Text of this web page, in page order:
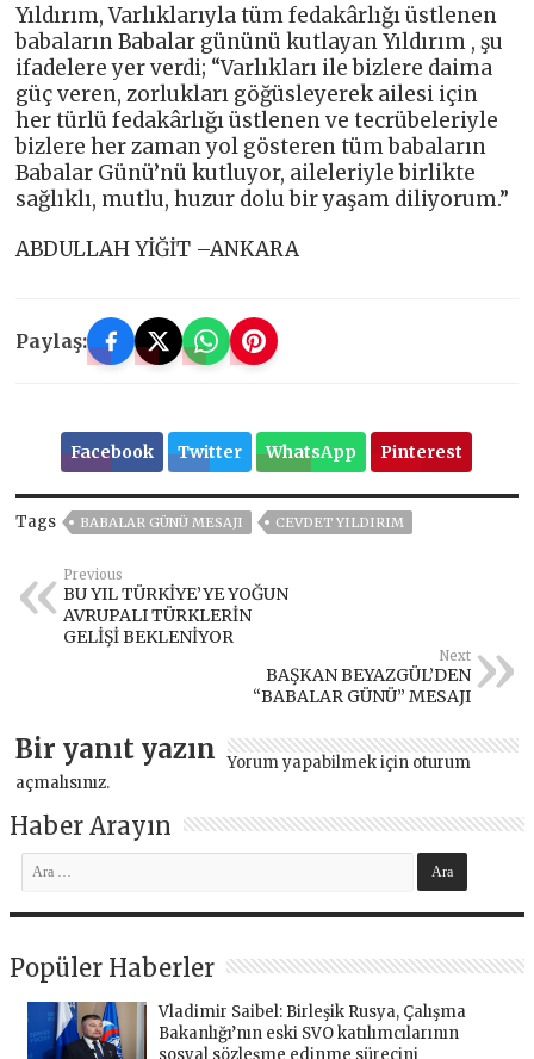
Yıldırım, Varlıklarıyla tüm fedakârlığı üstlenen
babaların Babalar gününü kutlayan Yıldırım , şu
ifadelere yer verdi; “Varlıkları ile bizlere daima
güç veren, zorlukları göğüsleyerek ailesi için
her türlü fedakârlığı üstlenen ve tecrübeleriyle
bizlere her zaman yol gösteren tüm babaların
Babalar Günü’nü kutluyor, aileleriyle birlikte
sağlıklı, mutlu, huzur dolu bir yaşam diliyorum.”
ABDULLAH YİĞİT –ANKARA
Paylaş:
Facebook Twitter WhatsApp Pinterest
Tags BABALAR GÜNÜ MESAJI CEVDET YILDIRIM
Previous
BU YIL TÜRKİYE’YE YOĞUN
AVRUPALI TÜRKLERİN
GELİŞİ BEKLENİYOR
Next
BAŞKAN BEYAZGÜL’DEN
“BABALAR GÜNÜ” MESAJI
Bir yanıt yazın Yorum yapabilmek için oturum
açmalısınız.
Haber Arayın
Popüler Haberler
Vladimir Saibel: Birleşik Rusya, Çalışma
Bakanlığı’nın eski SVO katılımcılarının
sosyal sözleşme edinme sürecini